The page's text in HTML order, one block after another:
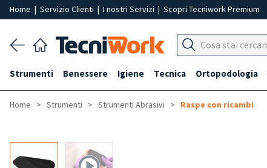
Home | Servizio Clienti | I nostri Servizi | Scopri Tecniwork Premium
Strumenti Benessere Igiene Tecnica Ortopodologia
Home Strumenti Strumenti Abrasivi Raspe con ricambi